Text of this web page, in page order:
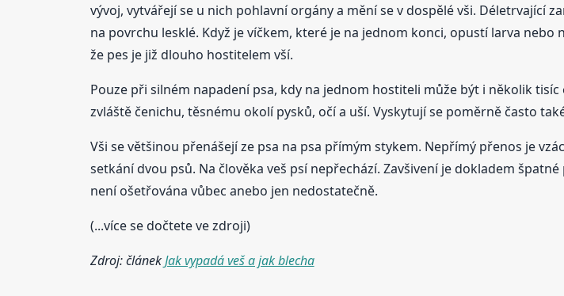
vývoj, vytvářejí se u nich pohlavní orgány a mění se v dospělé vši. Déletrvající
na povrchu lesklé. Když je víčkem, které je na jednom konci, opustí larva
že pes je již dlouho hostitelem vší.
Pouze při silném napadení psa, kdy na jednom hostiteli může být i několik
zvláště čenichu, těsnému okolí pysků, očí a uší. Vyskytují se poměrně často
Vši se většinou přenášejí ze psa na psa přímým stykem. Nepřímý přenos je
setkání dvou psů. Na člověka veš psí nepřechází. Zavšivení je dokladem
není ošetřována vůbec anebo jen nedostatečně.
(...více se dočtete ve zdroji)
Zdroj: článekJak vypadá veš a jak blecha